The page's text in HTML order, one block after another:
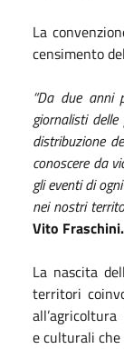
La
censimento
“Da due anni
giornalisti
distribuzione
conoscere da
gli eventi di
nei nostri
Vito Fraschini.
La nascita
territori
e culturali